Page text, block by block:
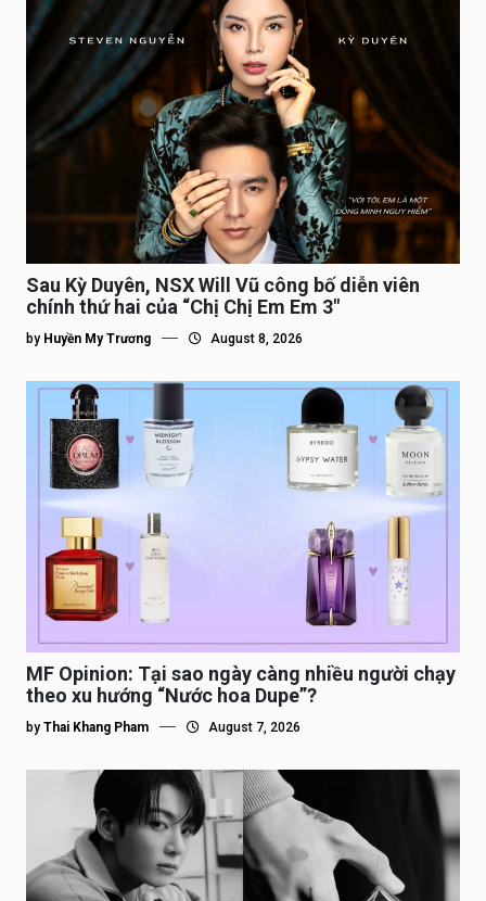
Sau Kỳ Duyên, NSX Will Vũ công bố diễn viên
chính thứ hai của “Chị Chị Em Em 3″
by Huyền My Trương August 8, 2026
MF Opinion: Tại sao ngày càng nhiều người chạy
theo xu hướng “Nước hoa Dupe”?
by Thai Khang Pham August 7, 2026